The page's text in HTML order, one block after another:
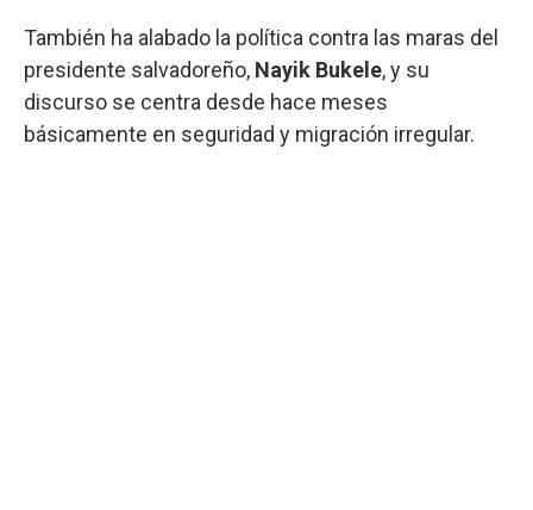
También ha alabado la política contra las maras del
presidente salvadoreño, Nayik Bukele, y su
discurso se centra desde hace meses
básicamente en seguridad y migración irregular.